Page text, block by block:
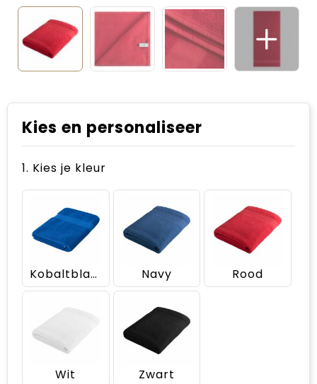
Kies en personaliseer
1. Kies je kleur
Kobaltblauw Navy Rood
Wit Zwart